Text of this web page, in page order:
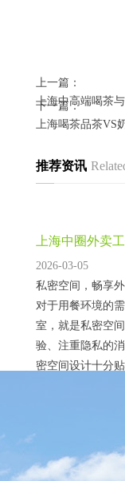
上一篇：
上海中高端喝茶
下一篇：
上海喝茶品茶VS
推荐资讯
上海中圈外卖
2026-03-05
私密空间，畅享
对于用餐环境的
室，就是私密空
验、注重隐私的
密空间设计十分
立的小区域，每
有一个属于自己
是个人享受美食
上海高端外卖
足不出户，畅享